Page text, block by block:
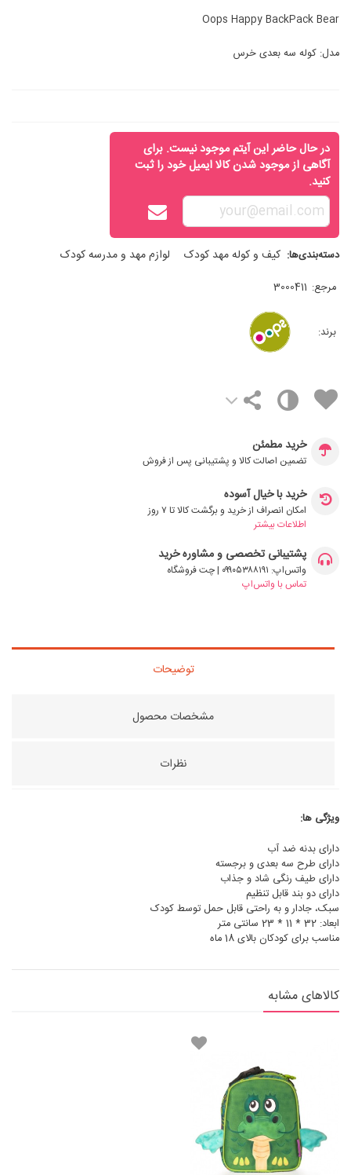
Oops Happy BackPack Bear
مدل: کوله سه بعدی خرس
در حال حاضر این آیتم موجود نیست. برای
آگاهی از موجود شدن کالا ایمیل خود را ثبت
کنید.
دسته‌بندی‌ها: کیف و کوله مهد کودک لوازم مهد و مدرسه کودک
مرجع: 3000411
برند:
خرید مطمئن
تضمین اصالت کالا و پشتیبانی پس از فروش
خرید با خیال آسوده
امکان انصراف از خرید و برگشت کالا تا ۷ روز
اطلاعات بیشتر
پشتیبانی تخصصی و مشاوره خرید
واتس‌اپ: ۰۹۹۰۵۳۸۸۱۹۱ | چت فروشگاه
تماس با واتس‌اپ
توضیحات
مشخصات محصول
نظرات
ویژگی ها:
دارای بدنه ضد آب
دارای طرح سه بعدی و برجسته
دارای طیف رنگی شاد و جذاب
دارای دو بند قابل تنظیم
سبک، جادار و به راحتی قابل حمل توسط کودک
ابعاد: 32 * 11 * 23 سانتی متر
مناسب برای کودکان بالای 18 ماه
کالاهای مشابه